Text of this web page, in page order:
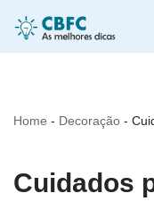
Pular
Home - Decoração -
Cuidados